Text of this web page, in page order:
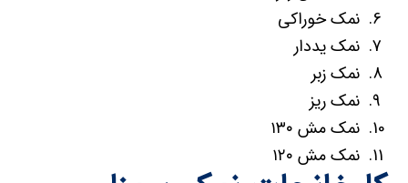
نمک خوراکی
نمک یددار
نمک زبر
نمک ریز
نمک مش ۱۳۰
نمک مش ۱۲۰